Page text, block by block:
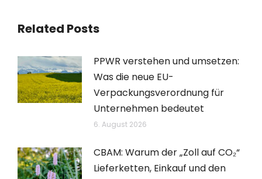
Related Posts
PPWR verstehen und umsetzen:
Was die neue EU-
Verpackungsverordnung für
Unternehmen bedeutet
6. August 2026
CBAM: Warum der „Zoll auf CO₂“
Lieferketten, Einkauf und den